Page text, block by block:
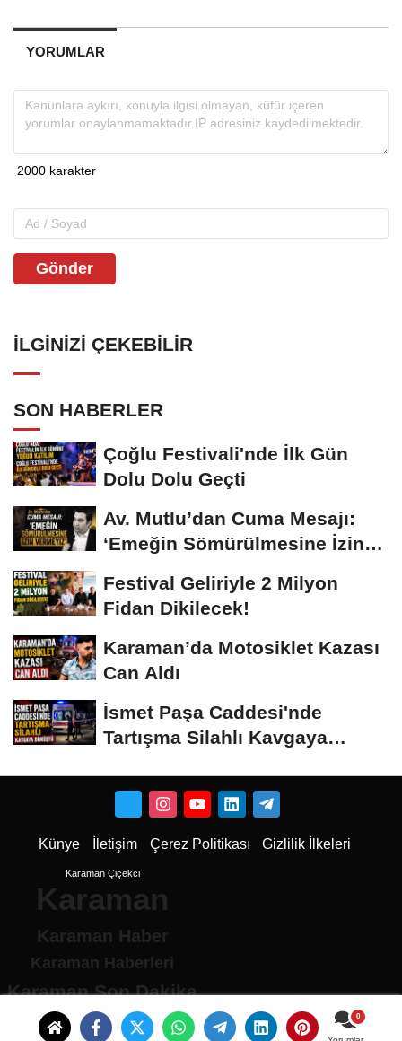
YORUMLAR
Gönder
İLGINIZI ÇEKEBILIR
SON HABERLER
Çoğlu Festivali'nde İlk Gün
Dolu Dolu Geçti
Av. Mutlu’dan Cuma Mesajı:
‘Emeğin Sömürülmesine İzin
Festival Geliriyle 2 Milyon
Fidan Dikilecek!
Karaman’da Motosiklet Kazası
Can Aldı
İsmet Paşa Caddesi'nde
Tartışma Silahlı Kavgaya
Künye İletişim Çerez Politikası Gizlilik İlkeleri
Karaman Çiçekci
Karaman
Karaman Haber
Karaman Haberleri
Karaman Son Dakika
Karaman son dakika Haberleri